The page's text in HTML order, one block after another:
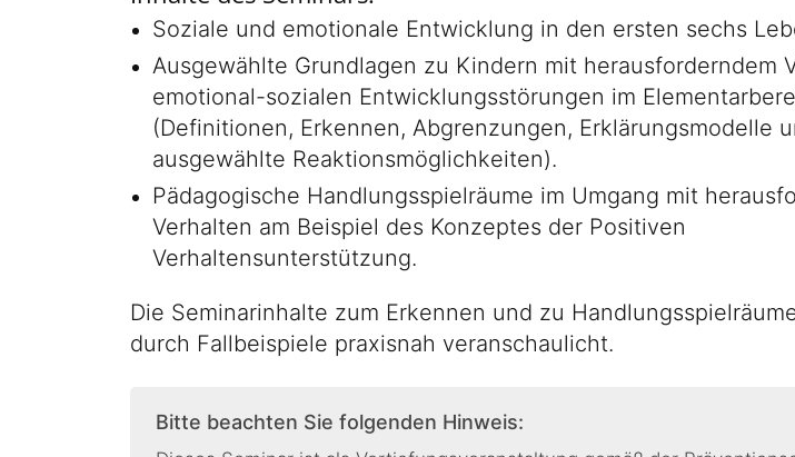
Soziale und emotionale Entwicklung in den ersten sechs
Ausgewählte Grundlagen zu Kindern mit herausforderndem
emotional-sozialen Entwicklungsstörungen im
(Definitionen, Erkennen, Abgrenzungen, Erklärungsmodelle
ausgewählte Reaktionsmöglichkeiten).
Pädagogische Handlungsspielräume im Umgang mit
Verhalten am Beispiel des Konzeptes der Positiven
Verhaltensunterstützung.
Die Seminarinhalte zum Erkennen und zu
durch Fallbeispiele praxisnah veranschaulicht.
Bitte beachten Sie folgenden Hinweis: